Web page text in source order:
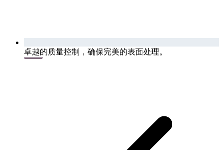
卓越的质量控制，确保完美的表面处理。